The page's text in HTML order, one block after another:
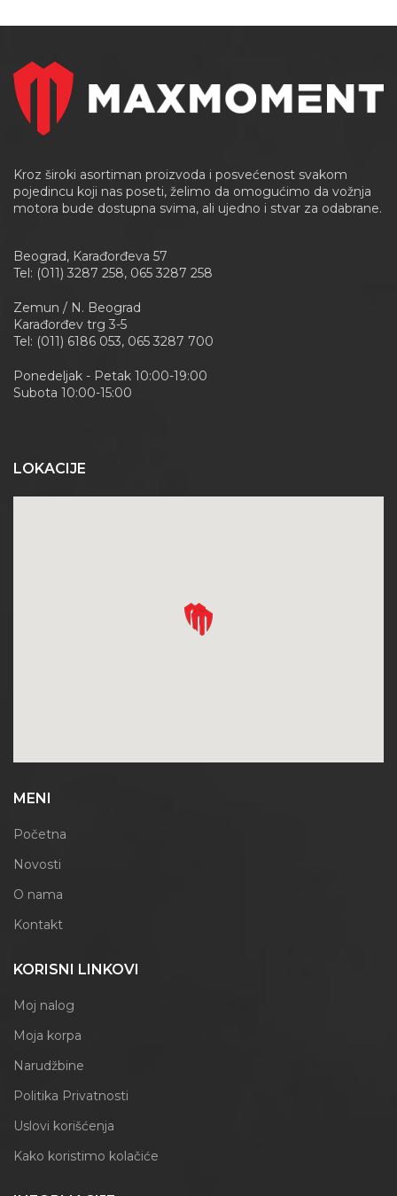
Kroz široki asortiman proizvoda i posvećenost svakom
pojedincu koji nas poseti, želimo da omogućimo da vožnja
motora bude dostupna svima, ali ujedno i stvar za odabrane.
Beograd, Karađorđeva 57
Tel: (011) 3287 258, 065 3287 258
Zemun / N. Beograd
Karađorđev trg 3-5
Tel: (011) 6186 053, 065 3287 700
Ponedeljak - Petak 10:00-19:00
Subota 10:00-15:00
LOKACIJE
MENI
Početna
Novosti
O nama
Kontakt
KORISNI LINKOVI
Moj nalog
Moja korpa
Narudžbine
Politika Privatnosti
Uslovi korišćenja
Kako koristimo kolačiće